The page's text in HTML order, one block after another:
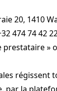
20, 1410
474 74 42
»
régissent